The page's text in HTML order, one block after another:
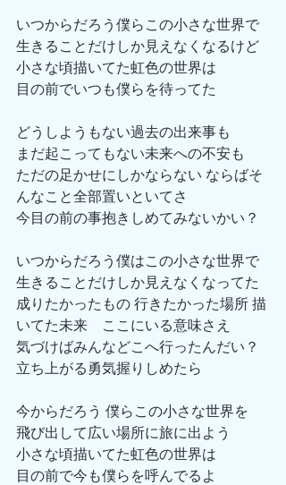
いつからだろう僕らこの小さな世界で
生きることだけしか見えなくなるけど
小さな頃描いてた虹色の世界は
目の前でいつも僕らを待ってた
どうしようもない過去の出来事も
まだ起こってもない未来への不安も
ただの足かせにしかならない ならばそ
んなこと全部置いといてさ
今目の前の事抱きしめてみないかい？
いつからだろう僕はこの小さな世界で
生きることだけしか見えなくなってた
成りたかったもの 行きたかった場所 描
いてた未来　ここにいる意味さえ
気づけばみんなどこへ行ったんだい？
立ち上がる勇気握りしめたら
今からだろう 僕らこの小さな世界を
飛び出して広い場所に旅に出よう
小さな頃描いてた虹色の世界は
目の前で今も僕らを呼んでるよ